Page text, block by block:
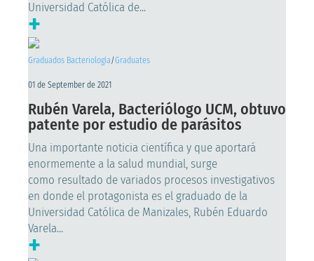
Universidad Católica de...
+
Graduados Bacteriología/Graduates
01 de September de 2021
Rubén Varela, Bacteriólogo UCM, obtuvo
patente por estudio de parásitos
Una importante noticia científica y que aportará
enormemente a la salud mundial, surge
como resultado de variados procesos investigativos
en donde el protagonista es el graduado de la
Universidad Católica de Manizales, Rubén Eduardo
Varela...
+